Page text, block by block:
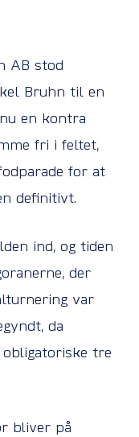
AB stod
Bruhn til en
en kontra
fri i feltet,
for at
definitivt.
ind, og tiden
der
var
da
tre
bliver på